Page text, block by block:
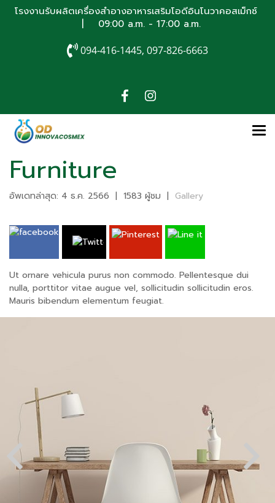
โรงงานรับผลิตเครื่องสำอางอาหารเสริมโอดีอินโนวาคอสเม็กซ์
| 09:00 a.m. - 17:00 a.m.
094-416-1445, 097-826-6663
Furniture
อัพเดทล่าสุด: 4 ธ.ค. 2566 | 1583 ผู้ชม | Gallery
Ut ornare vehicula purus non commodo. Pellentesque dui
nulla, porttitor vitae augue vel, sollicitudin sollicitudin eros.
Mauris bibendum elementum feugiat.